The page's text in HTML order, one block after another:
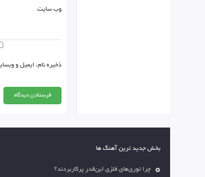
وب‌ سایت
ذخیره نام، ایمیل و
بخش جدید ترین آهنگ ها
چرا توری‌های فلزی این‌قدر پرکاربردند؟